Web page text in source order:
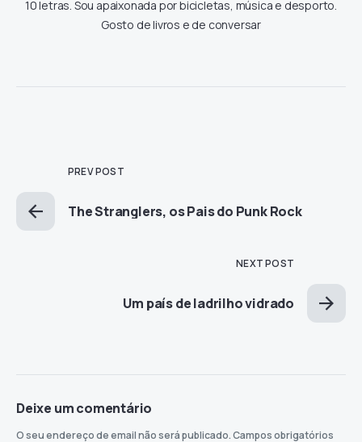
10 letras. Sou apaixonada por bicicletas, música e desporto.
Gosto de livros e de conversar
PREV POST
The Stranglers, os Pais do Punk Rock
NEXT POST
Um país de ladrilho vidrado
Deixe um comentário
O seu endereço de email não será publicado.Campos obrigatórios